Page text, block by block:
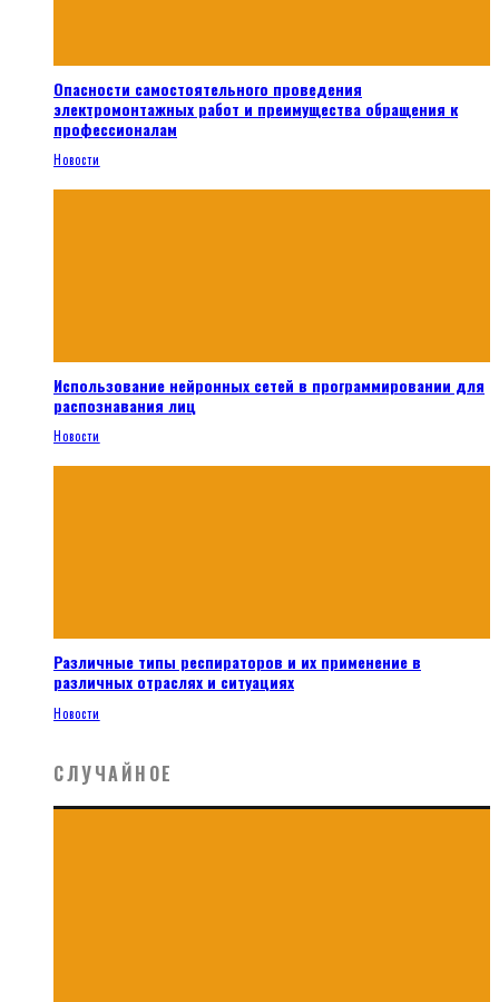
Опасности самостоятельного проведения
электромонтажных работ и преимущества обращения к
профессионалам
Новости
Использование нейронных сетей в программировании для
распознавания лиц
Новости
Различные типы респираторов и их применение в
различных отраслях и ситуациях
Новости
СЛУЧАЙНОЕ